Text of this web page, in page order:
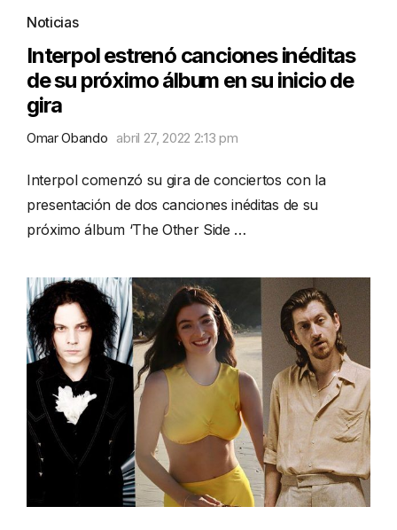
Noticias
Interpol estrenó canciones inéditas
de su próximo álbum en su inicio de
gira
Omar Obando abril 27, 2022 2:13 pm
Interpol comenzó su gira de conciertos con la
presentación de dos canciones inéditas de su
próximo álbum ‘The Other Side …